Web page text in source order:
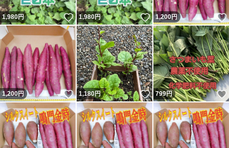
1,980円 いいね！
1,980円 いいね！
1,200円
1,200円 いいね！
1,180円 いいね！
799円